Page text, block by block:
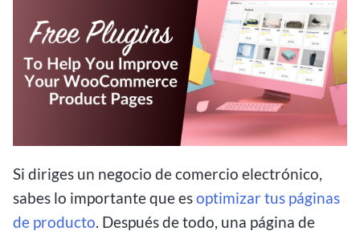
Si diriges un negocio de comercio electrónico,
sabes lo importante que esoptimizar tus páginas
de producto. Después de todo, una página de